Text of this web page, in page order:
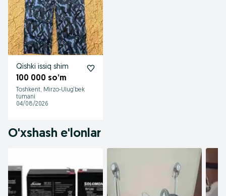
Qishki issiq shim
100 000 so’m
Toshkent, Mirzo-Ulug‘bek
tumani
04/08/2026
O'xshash e'lonlar